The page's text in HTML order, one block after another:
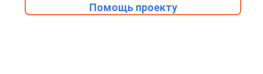
Помощь проекту